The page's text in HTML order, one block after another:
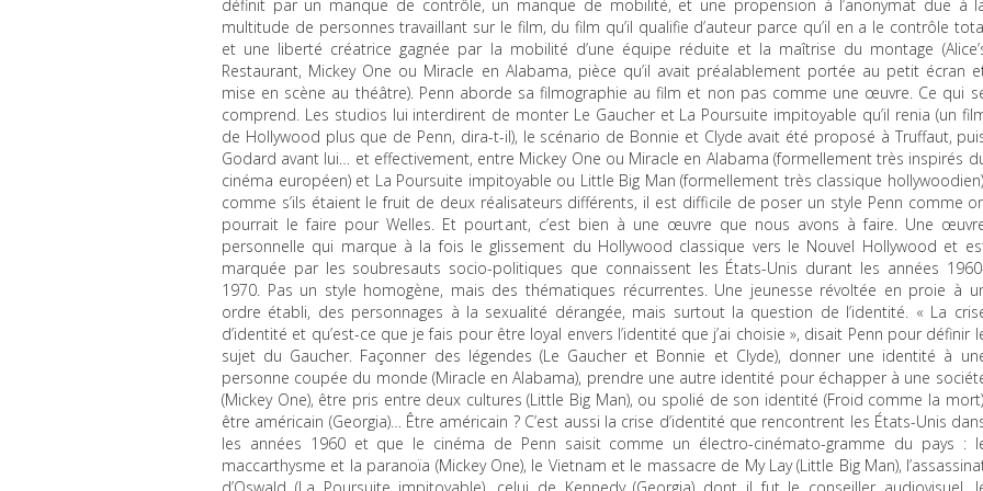
définit par un manque de contrôle, un manque de mobilité, et une propension à l’anonymat due à
multitude de personnes travaillant sur le film, du film qu’il qualifie d’auteur parce qu’il en a le contrôle
et une liberté créatrice gagnée par la mobilité d’une équipe réduite et la maîtrise du montage
Restaurant, Mickey One ou Miracle en Alabama, pièce qu’il avait préalablement portée au petit écran
mise en scène au théâtre). Penn aborde sa filmographie au film et non pas comme une œuvre. Ce qui
comprend. Les studios lui interdirent de monter Le Gaucher et La Poursuite impitoyable qu’il renia (un
de Hollywood plus que de Penn, dira-t-il), le scénario de Bonnie et Clyde avait été proposé à Truffaut,
Godard avant lui… et effectivement, entre Mickey One ou Miracle en Alabama (formellement très inspirés
cinéma européen) et La Poursuite impitoyable ou Little Big Man (formellement très classique
comme s’ils étaient le fruit de deux réalisateurs différents, il est difficile de poser un style Penn comme
pourrait le faire pour Welles. Et pourtant, c’est bien à une œuvre que nous avons à faire. Une
personnelle qui marque à la fois le glissement du Hollywood classique vers le Nouvel Hollywood et
marquée par les soubresauts socio-politiques que connaissent les États-Unis durant les années
1970. Pas un style homogène, mais des thématiques récurrentes. Une jeunesse révoltée en proie à
ordre établi, des personnages à la sexualité dérangée, mais surtout la question de l’identité. « La
d’identité et qu’est-ce que je fais pour être loyal envers l’identité que j’ai choisie », disait Penn pour définir
sujet du Gaucher. Façonner des légendes (Le Gaucher et Bonnie et Clyde), donner une identité à
personne coupée du monde (Miracle en Alabama), prendre une autre identité pour échapper à une
(Mickey One), être pris entre deux cultures (Little Big Man), ou spolié de son identité (Froid comme la
être américain (Georgia)… Être américain ? C’est aussi la crise d’identité que rencontrent les États-Unis
les années 1960 et que le cinéma de Penn saisit comme un électro-cinémato-gramme du pays :
maccarthysme et la paranoïa (Mickey One), le Vietnam et le massacre de My Lay (Little Big Man),